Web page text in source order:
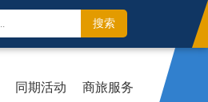
同期活动 商旅服务